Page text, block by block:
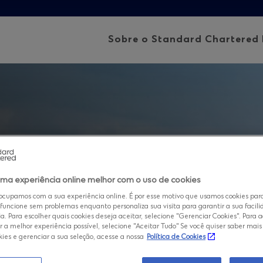
Sobre o Standard Chartered
no
nossa presença
experiência online melhor com o uso de cookies
com a sua experiência online. É por esse motivo que usamos cookies
funcione sem problemas enquanto personaliza sua visita para garantir a sua
Para escolher quais cookies deseja aceitar, selecione "Gerenciar Cookies". Para
a melhor experiência possível, selecione "Aceitar Tudo" Se você quiser saber mais
e gerenciar a sua seleção, acesse a nossa Política de Cookies